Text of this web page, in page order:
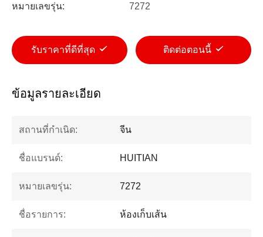
หมายเลขรุ่น: 7272
รับราคาที่ดีที่สุด ติดต่อตอนนี้
ข้อมูลรายละเอียด
สถานที่กำเนิด: จีน
ชื่อแบรนด์: HUITIAN
หมายเลขรุ่น: 7272
ชื่อรายการ: ห้องเก็บเส้น